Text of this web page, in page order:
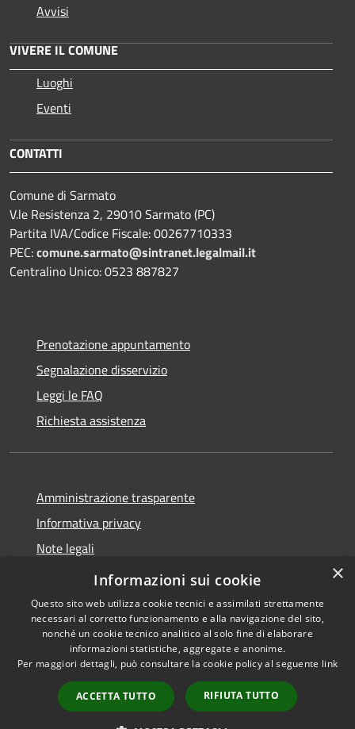
Avvisi
VIVERE IL COMUNE
Luoghi
Eventi
CONTATTI
Comune di Sarmato
V.le Resistenza 2, 29010 Sarmato (PC)
Partita IVA/Codice Fiscale: 00267710333
PEC:comune.sarmato@sintranet.legalmail.it
Centralino Unico: 0523 887827
Prenotazione appuntamento
Segnalazione disservizio
Leggi le FAQ
Richiesta assistenza
Amministrazione trasparente
Informativa privacy
Note legali
Dichiarazione di accessibilità
Accessibilità
Copyright © 2026 • Comune di
Sarmato • Powered by
Municipium•
Accesso
redazione
×
Informazioni sui cookie
Questo sito web utilizza cookie tecnici e assimilati strettamente
necessari al corretto funzionamento e alla navigazione del sito,
nonché un cookie tecnico analitico al solo fine di elaborare
informazioni statistiche, aggregate e anonime.
Per maggiori dettagli, può consultare la cookie policy al seguente link
ACCETTA TUTTO RIFIUTA TUTTO